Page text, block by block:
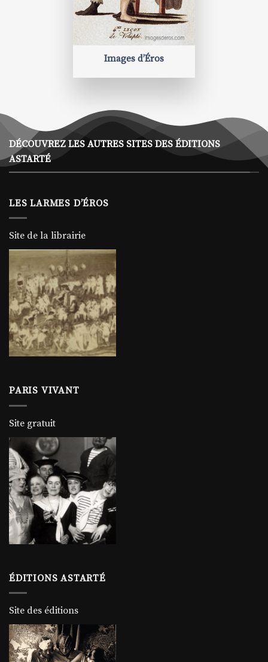
BIENVENUE AUX
ARCHIVES
D’ÉROS
LE SITE DE LA PHOTOGRAPHIE ÉROTIQUE
DE LA PHOTO DE CHARME À LA PHOTO X ANCIENNE
SE CONNECTER
Images d’Éros
DÉCOUVREZ LES AUTRES SITES DES ÉDITIONS
ASTARTÉ
LES LARMES D’ÉROS
Site de la librairie
PARIS VIVANT
Site gratuit
ÉDITIONS ASTARTÉ
Site des éditions